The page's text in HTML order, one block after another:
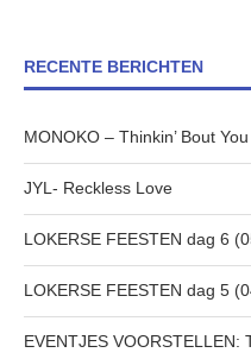
RECENTE BERICHTEN
MONOKO – Thinkin’ Bout
JYL- Reckless Love
LOKERSE FEESTEN dag 6
LOKERSE FEESTEN dag 5
EVENTJES VOORSTELLEN: